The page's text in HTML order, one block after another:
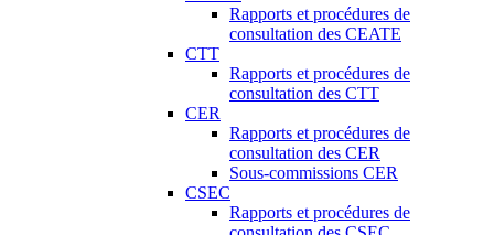
Rapports et procédures de
consultation des CEATE
CTT
Rapports et procédures de
consultation des CTT
CER
Rapports et procédures de
consultation des CER
Sous-commissions CER
CSEC
Rapports et procédures de